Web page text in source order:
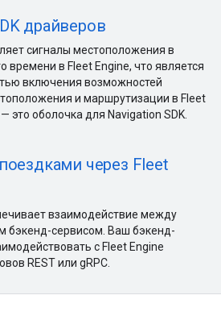
драйверов
сигналы местоположения в
времени в Fleet Engine, что является
включения возможностей
и маршрутизации в Fleet
это оболочка для Navigation SDK.
через Fleet
взаимодействие между
бэкенд-сервисом. Ваш бэкенд-
с Fleet Engine
REST или gRPC.